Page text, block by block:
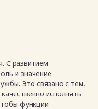
и обязанностей
С развитием
и значение
Это связано с тем,
исполнять
функции